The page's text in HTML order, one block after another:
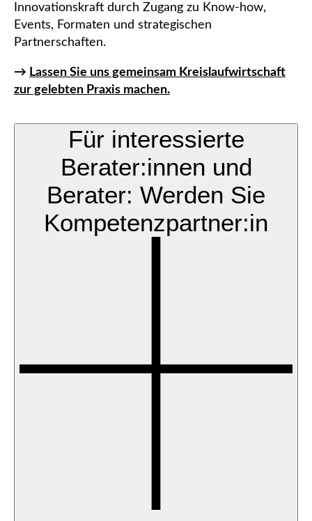
Innovationskraft durch Zugang zu Know-how,
Events, Formaten und strategischen
Partnerschaften.
→ Lassen Sie uns gemeinsam Kreislaufwirtschaft
zur gelebten Praxis machen.
Für interessierte
Berater:innen und
Berater: Werden Sie
Kompetenzpartner:in